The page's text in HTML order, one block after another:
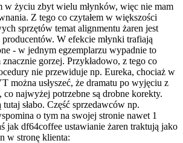
w życiu zbyt wielu młynków, więc nie mam
Z tego co czytałem w większości
sprzętów temat alignmentu żaren jest
W efekcie młynki trafiają
- w jednym egzemplarzu wypadnie to
gorzej. Przykładowo, z tego co
nie przewiduje np. Eureka, chociaż w
można usłyszeć, że dramatu po wyjęciu z
co najwyżej potrzebne są drobne korekty.
słabo. Część sprzedawców np.
o tym na swojej stronie nawet 1
jak df64coffee ustawianie żaren traktują jako
w stronę klienta: